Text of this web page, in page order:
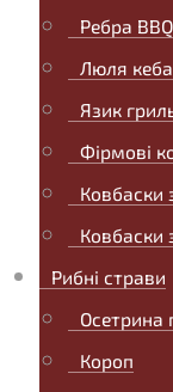
Ребра BBQ
Люля
Язик
Фірмові
Ковбаски
Ковбаски
Рибні страви
Осетрина
Короп